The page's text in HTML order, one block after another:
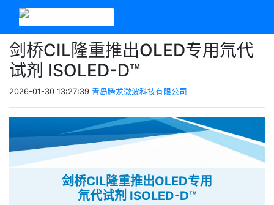
剑桥CIL隆重推出OLED专用氘代
试剂 ISOLED-D™
2026-01-30 13:27:39 青岛腾龙微波科技有限公司
剑桥CIL隆重推出OLED专用
氘代试剂 ISOLED-D™